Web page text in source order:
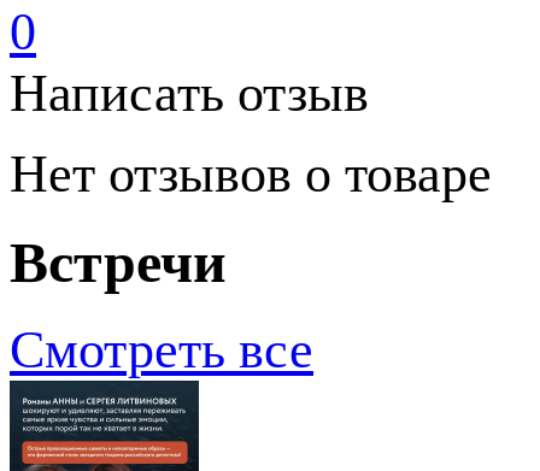
0
Написать отзыв
Нет отзывов о товаре
Встречи
Смотреть все